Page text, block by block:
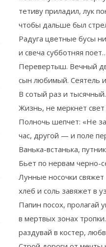
тетиву приладил, лук
чтобы дальше был
Радуга цветные бусы
и свеча субботняя
Перевертыш. Вечный
сын любимый. Сеятель
В сотый раз и
Жизнь, не меркнет
Полночь шепчет: «Не
час, другой — и поле
Ванька-встанька,
Бьет по нервам черно-
Лунные носочки свяжет
хлеб и соль завяжет в
Папин посох, пролагай
в мертвых зонах
раздувай в костер,